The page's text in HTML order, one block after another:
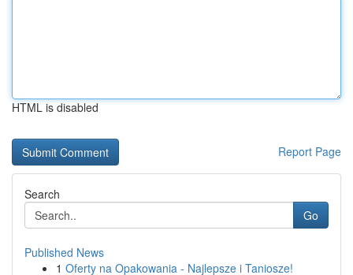
HTML is disabled
Report Page
Search
Go
Published News
1 Oferty na Opakowania - Najlepsze i Taniosze!